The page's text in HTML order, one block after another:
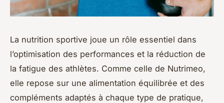
La nutrition sportive joue un rôle essentiel dans
l’optimisation des performances et la réduction de
la fatigue des athlètes. Comme celle de Nutrimeo,
elle repose sur une alimentation équilibrée et des
compléments adaptés à chaque type de pratique,